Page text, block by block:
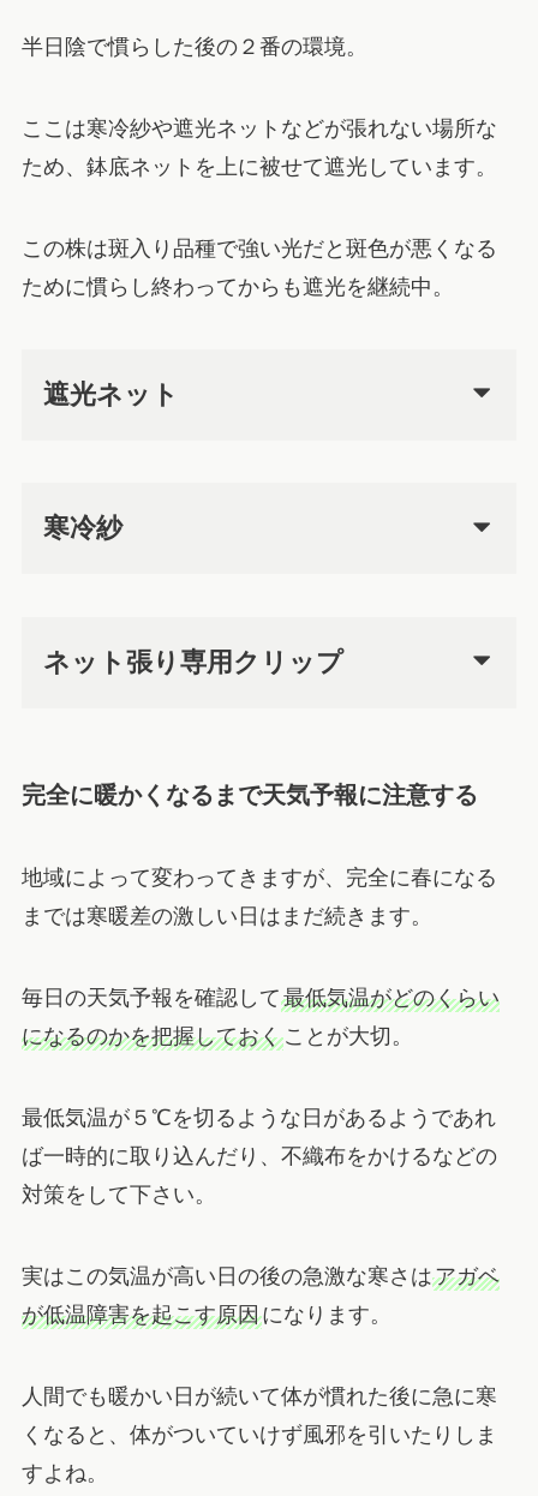
半日陰で慣らした後の２番の環境。
ここは寒冷紗や遮光ネットなどが張れない場所な
ため、鉢底ネットを上に被せて遮光しています。
この株は斑入り品種で強い光だと斑色が悪くなる
ために慣らし終わってからも遮光を継続中。
遮光ネット
寒冷紗
ネット張り専用クリップ
完全に暖かくなるまで天気予報に注意する
地域によって変わってきますが、完全に春になる
までは寒暖差の激しい日はまだ続きます。
毎日の天気予報を確認して最低気温がどのくらい
になるのかを把握しておくことが大切。
最低気温が５℃を切るような日があるようであれ
ば一時的に取り込んだり、不織布をかけるなどの
対策をして下さい。
実はこの気温が高い日の後の急激な寒さはアガベ
が低温障害を起こす原因になります。
人間でも暖かい日が続いて体が慣れた後に急に寒
くなると、体がついていけず風邪を引いたりしま
すよね。